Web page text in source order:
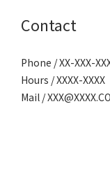
Contact
Phone / XX-XXX-
Hours / XXXX-XXXX
Mail /